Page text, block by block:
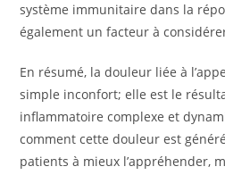
système immunitaire dans la
également un facteur à
En résumé, la douleur liée à
simple inconfort; elle est le
inflammatoire complexe et
comment cette douleur est
patients à mieux l’appréhender,